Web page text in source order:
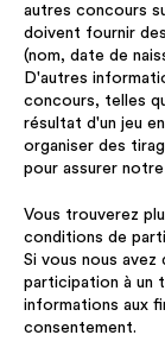
autres concours
doivent fournir
(nom, date de
D'autres
concours, telles
résultat d'un jeu
organiser des
pour assurer
Vous trouverez
conditions de
Si vous nous
participation à un
informations aux
consentement.